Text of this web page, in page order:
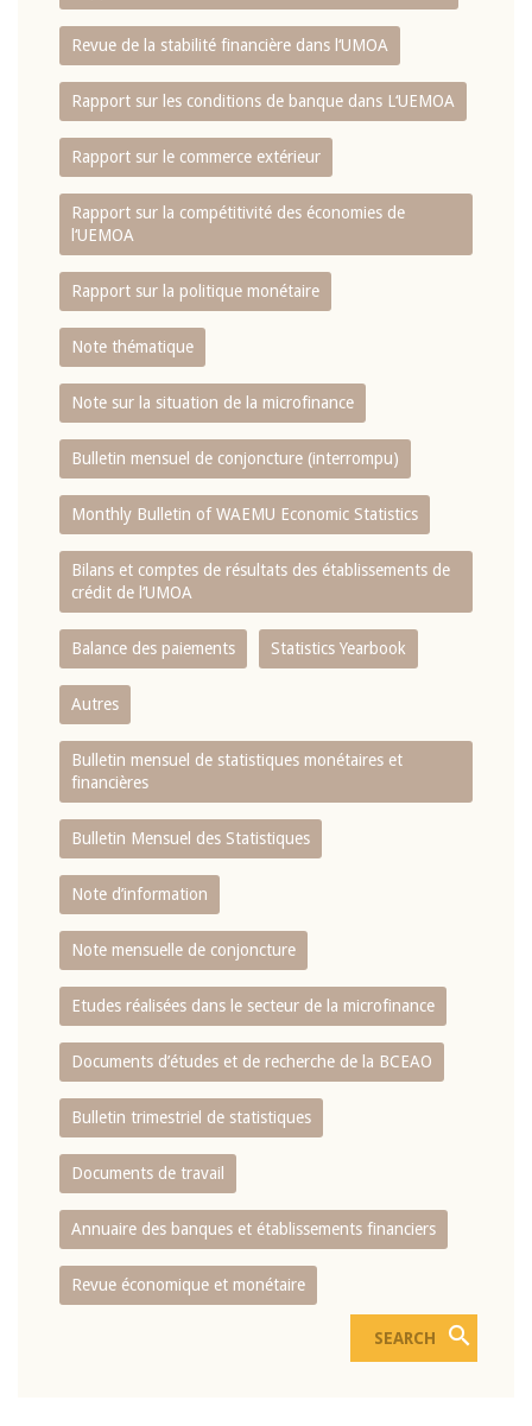
Revue de la stabilité financière dans l‘UMOA
Rapport sur les conditions de banque dans L‘UEMOA
Rapport sur le commerce extérieur
Rapport sur la compétitivité des économies de
l‘UEMOA
Rapport sur la politique monétaire
Note thématique
Note sur la situation de la microfinance
Bulletin mensuel de conjoncture (interrompu)
Monthly Bulletin of WAEMU Economic Statistics
Bilans et comptes de résultats des établissements de
crédit de l‘UMOA
Balance des paiements Statistics Yearbook
Autres
Bulletin mensuel de statistiques monétaires et
financières
Bulletin Mensuel des Statistiques
Note d’information
Note mensuelle de conjoncture
Etudes réalisées dans le secteur de la microfinance
Documents d’études et de recherche de la BCEAO
Bulletin trimestriel de statistiques
Documents de travail
Annuaire des banques et établissements financiers
Revue économique et monétaire